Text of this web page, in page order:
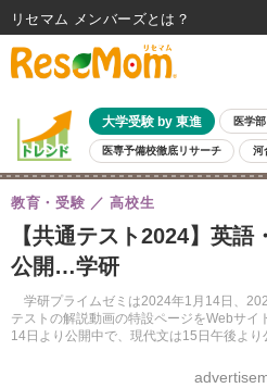
大学受験 by 東進 医学部
医専予備校徹底リサーチ 河
親子で考える大学選び 高校受験 中学
共通テスト 夏休み
8月開催イベント・WS 全国公立高校 過去問
自由研究教材（小学生向け）
【共通テスト2024】英
公開…学研
学研プライムゼミは2024年1月14日、
テストの解説動画の特設ページをWebサイ
14日より公開中で、現代文は15日午後より
教育・受験 高校生
リセマム メンバーズ